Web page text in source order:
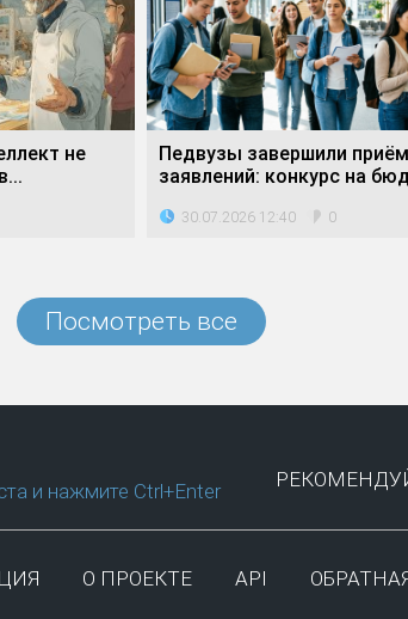
не
Педвузы завершили приём
заявлений: конкурс на
30.07.2026 12:40 0
Посмотреть все
и нажмите Ctrl+Enter
О ПРОЕКТЕ API